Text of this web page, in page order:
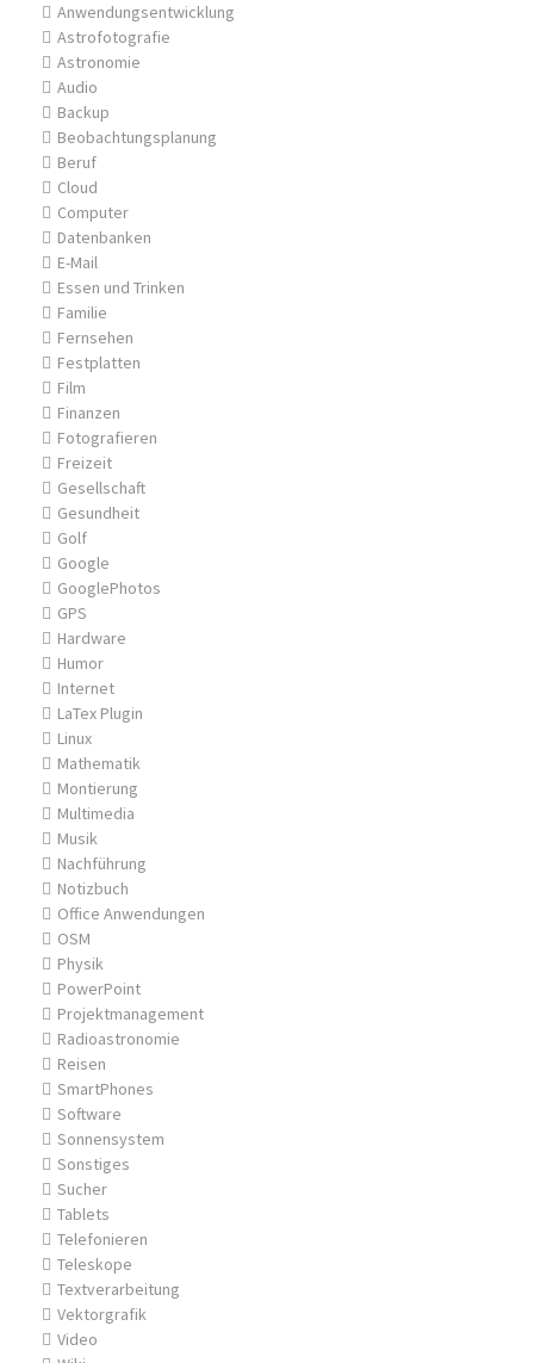
Anwendungsentwicklung
Astrofotografie
Astronomie
Audio
Backup
Beobachtungsplanung
Beruf
Cloud
Computer
Datenbanken
E-Mail
Essen und Trinken
Familie
Fernsehen
Festplatten
Film
Finanzen
Fotografieren
Freizeit
Gesellschaft
Gesundheit
Golf
Google
GooglePhotos
GPS
Hardware
Humor
Internet
LaTex Plugin
Linux
Mathematik
Montierung
Multimedia
Musik
Nachführung
Notizbuch
Office Anwendungen
OSM
Physik
PowerPoint
Projektmanagement
Radioastronomie
Reisen
SmartPhones
Software
Sonnensystem
Sonstiges
Sucher
Tablets
Telefonieren
Teleskope
Textverarbeitung
Vektorgrafik
Video